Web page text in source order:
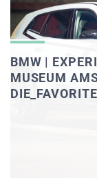
BMW |
MUSEUM